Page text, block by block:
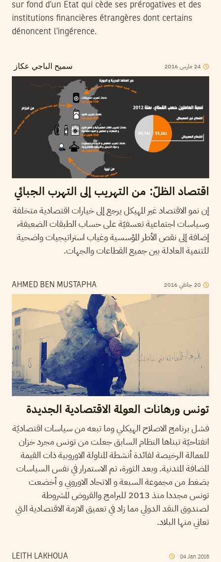
sur fond d’un Etat qui cède ses prérogatives et des
institutions financières étrangères dont certains
dénoncent l’ingérence.
سميح الباجي عكاز 24 مارس2016
اقتصاد الظلّ: من التهريب إلى التهرب الجبائي
إن نمو الاقتصاد غير المهيكل يرجع إلى خيارات اقتصادية متخلفة
وسياسات اجتماعية تعسفيّة على حساب الطبقات الضعيفة،
إضافة إلى نقص الأطر المؤسسية وغياب استراتيجيات واضحية
للتنمية العادلة بين جميع القطاعات والجهات.
AHMED BEN MUSTAPHA 20 جانفي2016
تونس ورهانات العولمة الاقتصادية الجديدة
فشل برنامج الاصلاح الهيكلي وما تبعه من سياسات اقتصاديّة
انفتاحيّة تبناها النظام السابق جعلت من تونس مجرد خزان
للعمالة الرخيصة لفائدة أنشطة المناولة الاوروبية ذات القيمة
المضافة المتدنية. وبعد الثورة، تم الاستمرار في نفس السياسات
بضغط من مجموعة السبعة و الاتحاد الاوروبي و أخضعت
تونس مجددا منذ 2013 للبرامج والقروض المشروطة
لصندوق النقد الدولي مما زاد في تعميق الازمة الاقتصادية التي
تعاني منها البلاد.
LEITH LAKHOUA 04 Jan 2016